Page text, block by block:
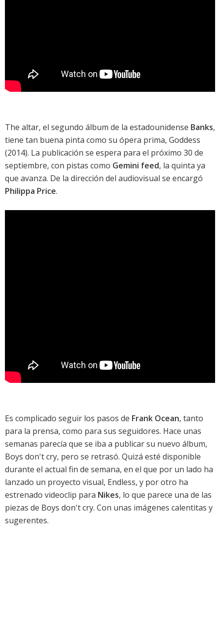
The altar, el segundo álbum de la estadounidense Banks,
tiene tan buena pinta como su ópera prima, Goddess
(2014). La publicación se espera para el próximo 30 de
septiembre, con pistas como Gemini feed, la quinta ya
que avanza. De la dirección del audiovisual se encargó
Philippa Price.
Es complicado seguir los pasos de Frank Ocean, tanto
para la prensa, como para sus seguidores. Hace unas
semanas parecía que se iba a publicar su nuevo álbum,
Boys don't cry, pero se retrasó. Quizá esté disponible
durante el actual fin de semana, en el que por un lado ha
lanzado un proyecto visual, Endless, y por otro ha
estrenado videoclip para Nikes, lo que parece una de las
piezas de Boys don't cry. Con unas imágenes calentitas y
sugerentes.